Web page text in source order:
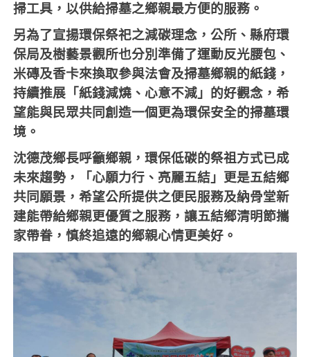
掃工具，以供給掃墓之鄉親最方便的服務。
另為了宣揚環保祭祀之減碳理念，公所、縣府環
保局及樹藝景觀所也分別準備了運動反光腰包、
米磚及香卡來換取參與法會及掃墓鄉親的紙錢，
持續推展「紙錢減燒、心意不減」的好觀念，希
望能與民眾共同創造一個更為環保安全的掃墓環
境。
沈德茂鄉長呼籲鄉親，環保低碳的祭祖方式已成
未來趨勢，「心願力行、亮麗五結」更是五結鄉
共同願景，希望公所提供之便民服務及納骨堂新
建能帶給鄉親更優質之服務，讓五結鄉清明節攜
家帶眷，慎終追遠的鄉親心情更美好。